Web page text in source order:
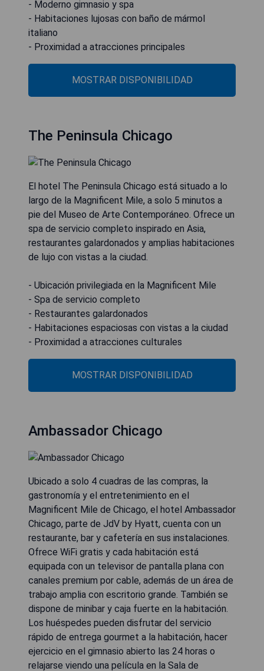
- Moderno gimnasio y spa
- Habitaciones lujosas con baño de mármol
italiano
- Proximidad a atracciones principales
MOSTRAR DISPONIBILIDAD
The Peninsula Chicago
El hotel The Peninsula Chicago está situado a lo
largo de la Magnificent Mile, a solo 5 minutos a
pie del Museo de Arte Contemporáneo. Ofrece un
spa de servicio completo inspirado en Asia,
restaurantes galardonados y amplias habitaciones
de lujo con vistas a la ciudad.
- Ubicación privilegiada en la Magnificent Mile
- Spa de servicio completo
- Restaurantes galardonados
- Habitaciones espaciosas con vistas a la ciudad
- Proximidad a atracciones culturales
MOSTRAR DISPONIBILIDAD
Ambassador Chicago
Ubicado a solo 4 cuadras de las compras, la
gastronomía y el entretenimiento en el
Magnificent Mile de Chicago, el hotel Ambassador
Chicago, parte de JdV by Hyatt, cuenta con un
restaurante, bar y cafetería en sus instalaciones.
Ofrece WiFi gratis y cada habitación está
equipada con un televisor de pantalla plana con
canales premium por cable, además de un área de
trabajo amplia con escritorio grande. También se
dispone de minibar y caja fuerte en la habitación.
Los huéspedes pueden disfrutar del servicio
rápido de entrega gourmet a la habitación, hacer
ejercicio en el gimnasio abierto las 24 horas o
relajarse viendo una película en la Sala de